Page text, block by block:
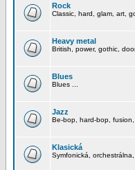
Rock
Classic, hard, glam, art,
Heavy metal
British, power, gothic,
Blues
Blues ...
Jazz
Be-bop, hard-bop,
Klasická
Symfonická,